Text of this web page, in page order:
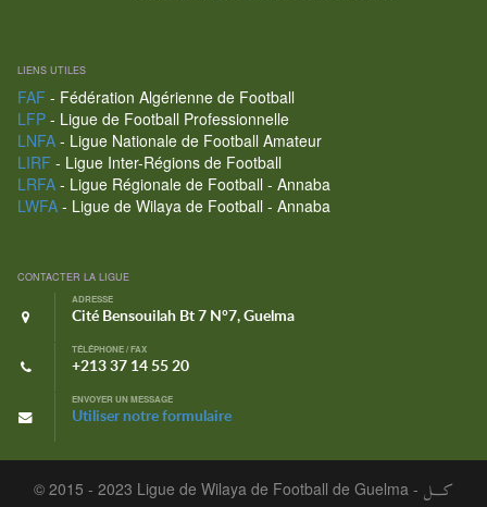
LIENS UTILES
FAF - Fédération Algérienne de Football
LFP- Ligue de Football Professionnelle
LNFA- Ligue Nationale de Football Amateur
LIRF - Ligue Inter-Régions de Football
LRFA- Ligue Régionale de Football - Annaba
LWFA- Ligue de Wilaya de Football - Annaba
CONTACTER LA LIGUE
ADRESSE
Cité Bensouilah Bt 7 N°7, Guelma
TÉLÉPHONE / FAX
+213 37 14 55 20
ENVOYER UN MESSAGE
Utiliser notre formulaire
© 2015 - 2023 Ligue de Wilaya de Football de Guelma - كـــل